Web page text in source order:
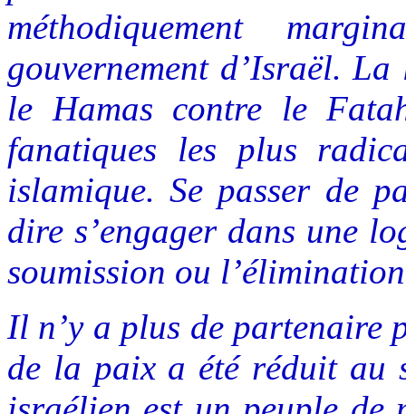
méthodiquement
gouvernement d’Israël.
le Hamas contre le
fanatiques les plus
islamique. Se passer de
dire s’engager dans une
soumission ou
Il n’y a plus de partenaire
de la paix a été réduit au